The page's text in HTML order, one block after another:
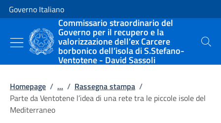
Vai al contenuto
Vai alla navigazione del sito
Governo Italiano
Commissario straordinario del
Governo per il recupero e la
valorizzazione dell’ex Carcere
borbonico dell’isola di S.Stefano-
Ventotene - David Sassoli
Cerca
Homepage / ... / Rassegna stampa /
Parte da Ventotene l’idea di una rete tra le piccole isole del
Mediterraneo